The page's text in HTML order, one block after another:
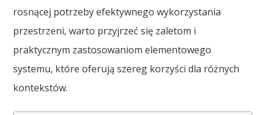
rosnącej potrzeby efektywnego wykorzystania
przestrzeni, warto przyjrzeć się zaletom i
praktycznym zastosowaniom elementowego
systemu, które oferują szereg korzyści dla różnych
kontekstów.